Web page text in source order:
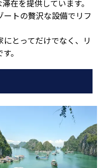
在を提供しています。
トの贅沢な設備でリフ
とってだけでなく、リ
。